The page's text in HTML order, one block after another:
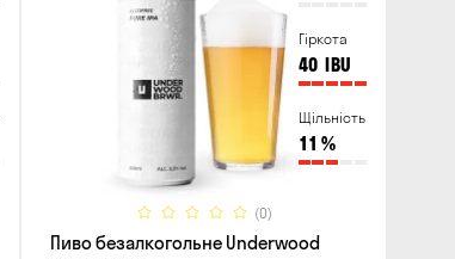
Гіркота
40 IBU
Щільність
11 %
(0)
Пиво безалкогольне Underwood